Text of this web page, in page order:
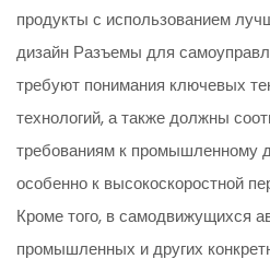
продукты с использованием
дизайн Разъемы для
требуют понимания ключевых
технологий, а также должны
требованиям к промышленному
особенно к высокоскоростной
Кроме того, в самодвижущихся
промышленных и других